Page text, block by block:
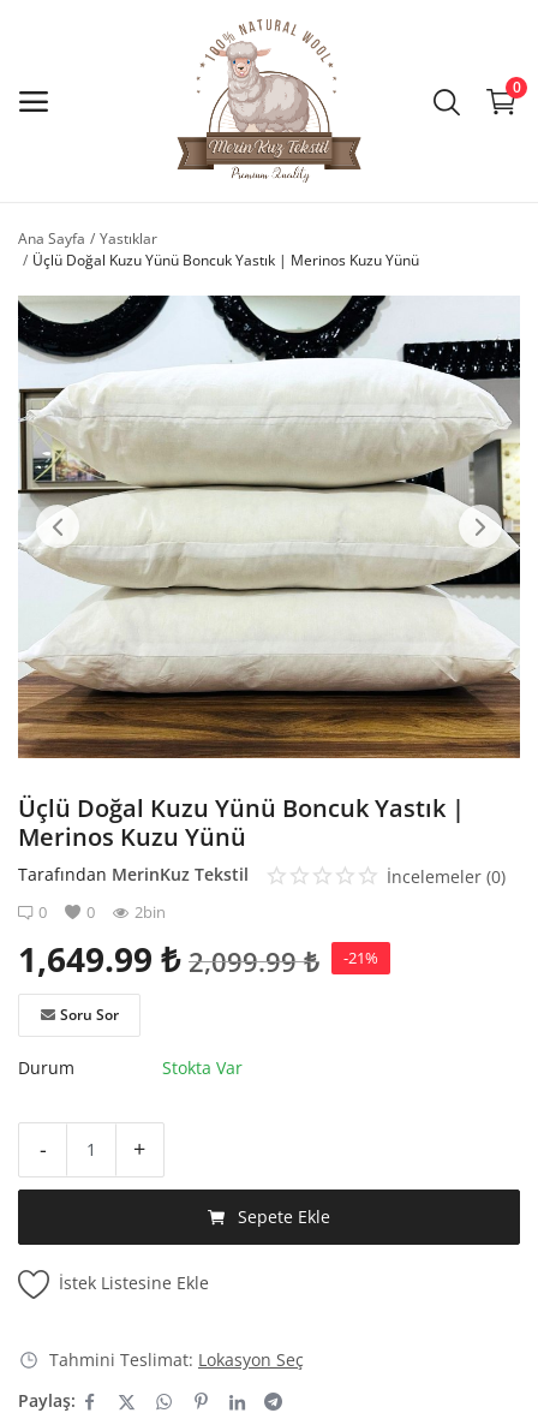
0
Ana Sayfa
İstek Listesi
İletişim
Blog
Giriş Yap
Kaydol
Ana Sayfa
Yastıklar
Üçlü Doğal Kuzu Yünü Boncuk Yastık | Merinos Kuzu Yünü
Üçlü Doğal Kuzu Yünü Boncuk Yastık |
Merinos Kuzu Yünü
Tarafından MerinKuz Tekstil İncelemeler (0)
0 0 2bin
1,649.99 ₺ 2,099.99₺ -21%
Soru Sor
Durum Stokta Var
- +
Sepete Ekle
İstek Listesine Ekle
Tahmini Teslimat: Lokasyon Seç
Paylaş: